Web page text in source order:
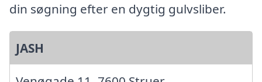
din søgning efter en dygtig gulvsliber.
JASH